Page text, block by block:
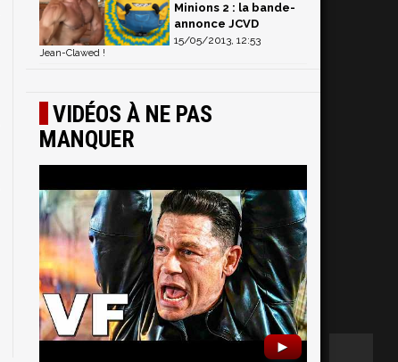
Minions 2 : la bande-
annonce JCVD
15/05/2013, 12:53
Jean-Clawed !
VIDÉOS À NE PAS
MANQUER
►